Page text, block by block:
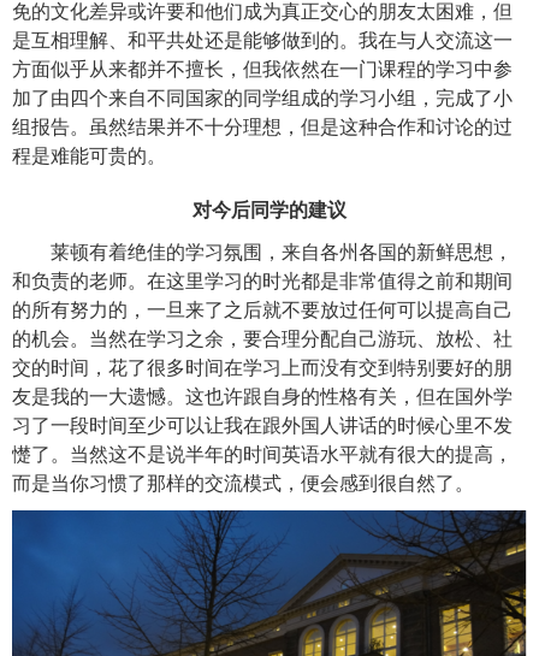
免的文化差异或许要和他们成为真正交心的朋友太困难，但
是互相理解、和平共处还是能够做到的。我在与人交流这一
方面似乎从来都并不擅长，但我依然在一门课程的学习中参
加了由四个来自不同国家的同学组成的学习小组，完成了小
组报告。虽然结果并不十分理想，但是这种合作和讨论的过
程是难能可贵的。
对今后同学的建议
莱顿有着绝佳的学习氛围，来自各州各国的新鲜思想，
和负责的老师。在这里学习的时光都是非常值得之前和期间
的所有努力的，一旦来了之后就不要放过任何可以提高自己
的机会。当然在学习之余，要合理分配自己游玩、放松、社
交的时间，花了很多时间在学习上而没有交到特别要好的朋
友是我的一大遗憾。这也许跟自身的性格有关，但在国外学
习了一段时间至少可以让我在跟外国人讲话的时候心里不发
憷了。当然这不是说半年的时间英语水平就有很大的提高，
而是当你习惯了那样的交流模式，便会感到很自然了。